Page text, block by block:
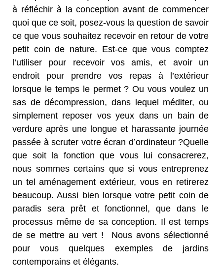
à réfléchir à la conception avant de commencer
quoi que ce soit, posez-vous la question de savoir
ce que vous souhaitez recevoir en retour de votre
petit coin de nature. Est-ce que vous comptez
l’utiliser pour recevoir vos amis, et avoir un
endroit pour prendre vos repas à l’extérieur
lorsque le temps le permet ? Ou vous voulez un
sas de décompression, dans lequel méditer, ou
simplement reposer vos yeux dans un bain de
verdure après une longue et harassante journée
passée à scruter votre écran d’ordinateur ?Quelle
que soit la fonction que vous lui consacrerez,
nous sommes certains que si vous entreprenez
un tel aménagement extérieur, vous en retirerez
beaucoup. Aussi bien lorsque votre petit coin de
paradis sera prêt et fonctionnel, que dans le
processus même de sa conception. Il est temps
de se mettre au vert ! Nous avons sélectionné
pour vous quelques exemples de jardins
contemporains et élégants.